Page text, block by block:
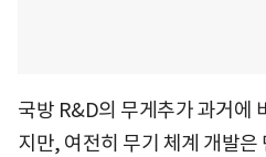
국방 R&D의 무게추가 과거에
지만, 여전히 무기 체계 개발